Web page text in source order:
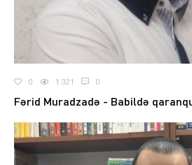
0 1 321 0
Fərid Muradzadə - Babildə